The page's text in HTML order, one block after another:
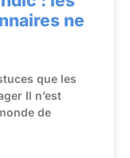
ne
que les
Il n’est
de